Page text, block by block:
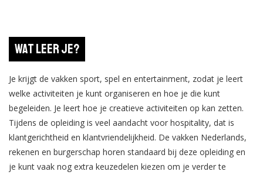
Wat leer je?
Je krijgt de vakken sport, spel en entertainment, zodat je leert
welke activiteiten je kunt organiseren en hoe je die kunt
begeleiden. Je leert hoe je creatieve activiteiten op kan zetten.
Tijdens de opleiding is veel aandacht voor hospitality, dat is
klantgerichtheid en klantvriendelijkheid. De vakken Nederlands,
rekenen en burgerschap horen standaard bij deze opleiding en
je kunt vaak nog extra keuzedelen kiezen om je verder te